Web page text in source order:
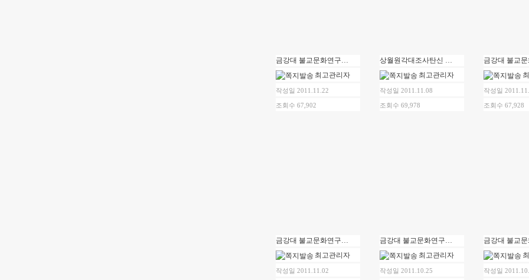
최고관리자
작성일 2011.11.22
조회수 67,902
최고관리자
작성일 2011.11.08
조회수 69,978
작성일
조회수 67,928
최고관리자
작성일 2011.11.02
최고관리자
작성일 2011.10.25 작성일